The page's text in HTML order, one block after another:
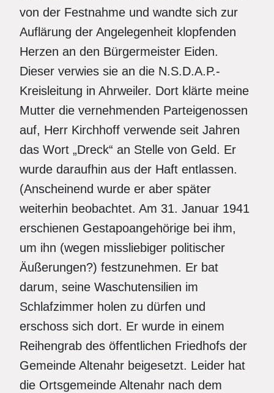
von der Festnahme und wandte sich zur
Auflärung der Angelegenheit klopfenden
Herzen an den Bürgermeister Eiden.
Dieser verwies sie an die N.S.D.A.P.-
Kreisleitung in Ahrweiler. Dort klärte meine
Mutter die vernehmenden Parteigenossen
auf, Herr Kirchhoff verwende seit Jahren
das Wort „Dreck“ an Stelle von Geld. Er
wurde daraufhin aus der Haft entlassen.
(Anscheinend wurde er aber später
weiterhin beobachtet. Am 31. Januar 1941
erschienen Gestapoangehörige bei ihm,
um ihn (wegen missliebiger politischer
Äußerungen?) festzunehmen. Er bat
darum, seine Waschutensilien im
Schlafzimmer holen zu dürfen und
erschoss sich dort. Er wurde in einem
Reihengrab des öffentlichen Friedhofs der
Gemeinde Altenahr beigesetzt. Leider hat
die Ortsgemeinde Altenahr nach dem